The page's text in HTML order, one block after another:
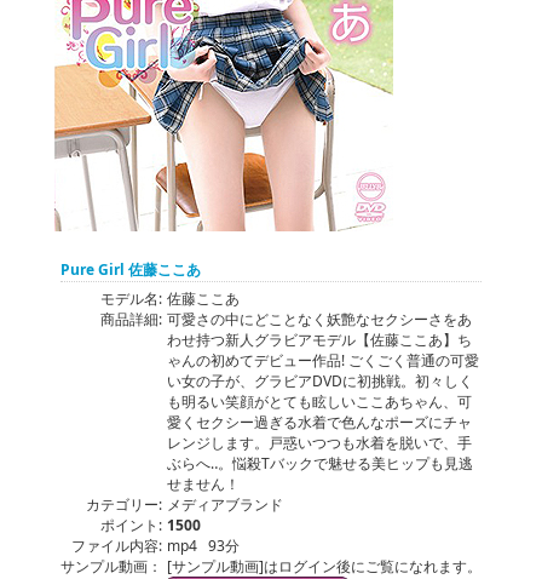
Pure Girl 佐藤ここあ
モデル名: 佐藤ここあ
商品詳細: 可愛さの中にどことなく妖艶なセクシーさをあ
わせ持つ新人グラビアモデル【佐藤ここあ】ち
ゃんの初めてデビュー作品! ごくごく普通の可愛
い女の子が、グラビアDVDに初挑戦。初々しく
も明るい笑顔がとても眩しいここあちゃん、可
愛くセクシー過ぎる水着で色んなポーズにチャ
レンジします。戸惑いつつも水着を脱いで、手
ぶらへ‥。悩殺Tバックで魅せる美ヒップも見逃
せません！
カテゴリー: メディアブランド
ポイント: 1500
ファイル内容: mp4 93分
サンプル動画： [サンプル動画]はログイン後にご覧になれます。